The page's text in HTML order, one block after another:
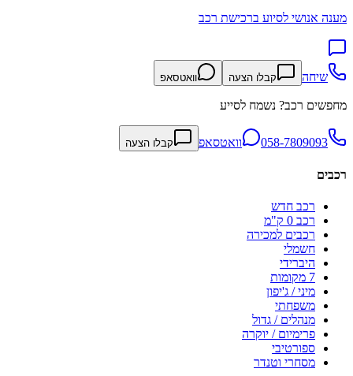
מענה אנושי לסיוע ברכישת רכב
שיחה קבלו הצעה וואטסאפ
מחפשים רכב? נשמח לסייע
058-7809093 וואטסאפ קבלו הצעה
רכבים
רכב חדש
רכב 0 ק"מ
רכבים למכירה
חשמלי
היברידי
7 מקומות
מיני / ג'יפון
משפחתי
מנהלים / גדול
פרימיום / יוקרה
ספורטיבי
מסחרי וטנדר